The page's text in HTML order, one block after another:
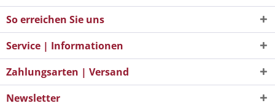
So erreichen Sie uns
Service | Informationen
Zahlungsarten | Versand
Newsletter